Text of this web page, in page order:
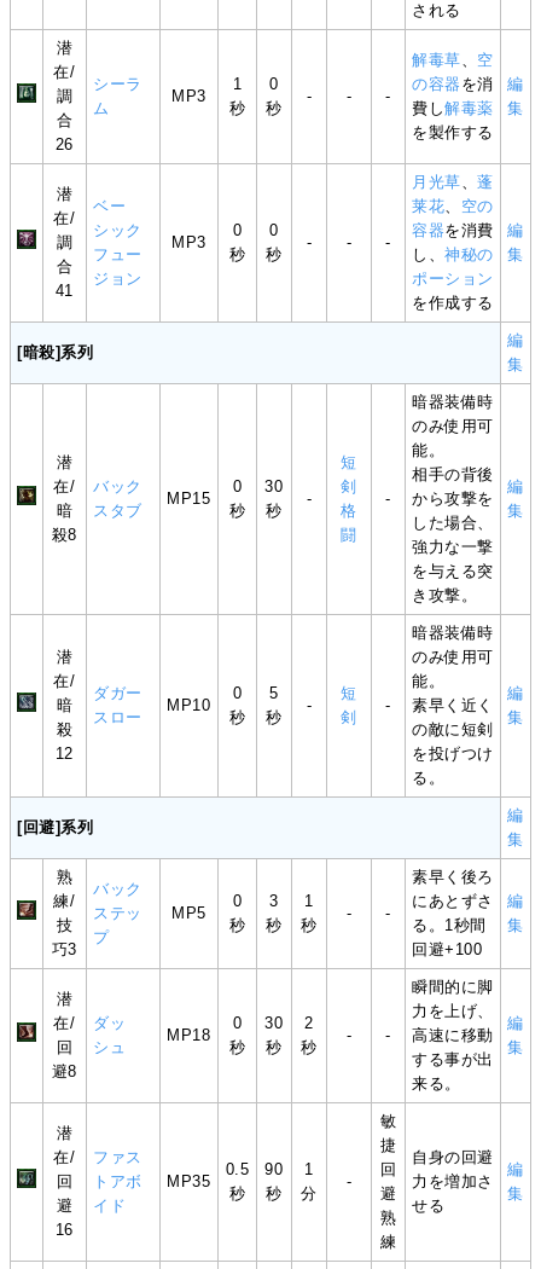
される
潜
在/
調
合
26
シーラ
ム
MP3
1
秒
0
秒
- - -
解毒草、 空
の容器 を消
費し解毒薬
を製作する
編
集
潜
在/
調
合
41
ベー
シック
フュー
ジョン
MP3
0
秒
0
秒
- - -
月光草、蓬
莱花、 空の
容器を消費
し、神秘の
ポーション
を作成する
編
集
[暗殺]系列
編
集
潜
在/
暗
殺8
バック
スタブ
MP15
0
秒
30
秒
-
短
剣
格
闘
-
暗器装備時
のみ使用可
能。
相手の背後
から攻撃を
した場合、
強力な一撃
を与える突
き攻撃。
編
集
潜
在/
暗
殺
12
ダガー
スロー
MP10
0
秒
5
秒
-
短
剣
-
暗器装備時
のみ使用可
能。
素早く近く
の敵に短剣
を投げつけ
る。
編
集
[回避]系列
編
集
熟
練/
技
巧3
バック
ステッ
プ
MP5
0
秒
3
秒
1
秒
- -
素早く後ろ
にあとずさ
る。1秒間
回避+100
編
集
潜
在/
回
避8
ダッ
シュ
MP18
0
秒
30
秒
2
秒
- -
瞬間的に脚
力を上げ、
高速に移動
する事が出
来る。
編
集
潜
在/
回
避
16
ファス
トアボ
イド
MP35
0.5
秒
90
秒
1
分
-
敏
捷
回
避
熟
練
自身の回避
力を増加さ
せる
編
集